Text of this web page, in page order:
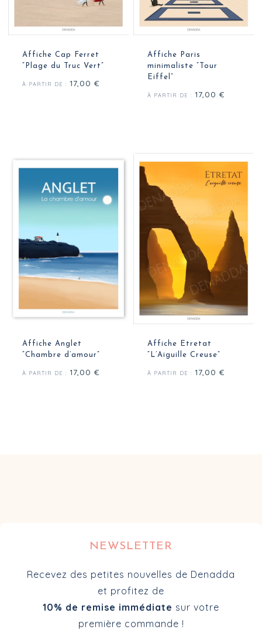
Affiche Cap Ferret
“Plage du Truc Vert”
À PARTIR DE : 17,00 €
Affiche Paris
minimaliste “Tour
Eiffel”
À PARTIR DE : 17,00 €
Affiche Anglet
“Chambre d’amour”
À PARTIR DE : 17,00 €
Affiche Etretat
“L’Aiguille Creuse”
À PARTIR DE : 17,00 €
NEWSLETTER
Recevez des petites nouvelles de Denadda
et profitez de
10% de remise immédiate sur votre
première commande !